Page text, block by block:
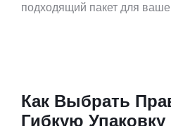
подходящий пакет для
Как Выбрать
Гибкую Упаковку